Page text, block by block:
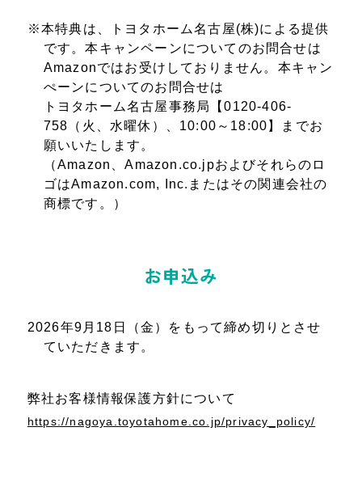
※本特典は、トヨタホーム名古屋(株)による提供
です。本キャンペーンについてのお問合せは
Amazonではお受けしておりません。本キャン
ぺーンについてのお問合せは
トヨタホーム名古屋事務局【0120-406-
758（火、水曜休）、10:00～18:00】までお
願いいたします。
（Amazon、Amazon.co.jpおよびそれらのロ
ゴはAmazon.com, Inc.またはその関連会社の
商標です。）
お申込み
2026年9月18日（金）をもって締め切りとさせ
ていただきます。
弊社お客様情報保護方針について
https://nagoya.toyotahome.co.jp/privacy_policy/